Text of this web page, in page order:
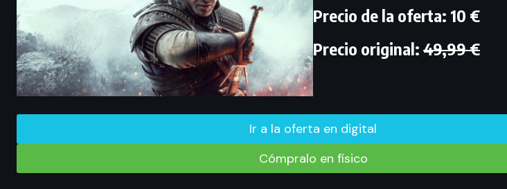
Precio de la oferta: 10 €
Precio original: 49,99 €
Ir a la oferta en digital
Cómpralo en físico